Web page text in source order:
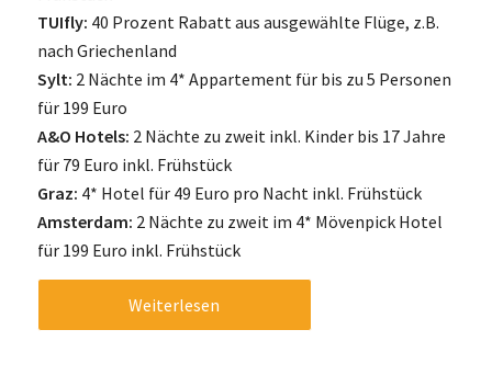
TUIfly: 40 Prozent Rabatt aus ausgewählte Flüge, z.B.
nach Griechenland
Sylt: 2 Nächte im 4* Appartement für bis zu 5 Personen
für 199 Euro
A&O Hotels: 2 Nächte zu zweit inkl. Kinder bis 17 Jahre
für 79 Euro inkl. Frühstück
Graz: 4* Hotel für 49 Euro pro Nacht inkl. Frühstück
Amsterdam: 2 Nächte zu zweit im 4* Mövenpick Hotel
für 199 Euro inkl. Frühstück
Weiterlesen